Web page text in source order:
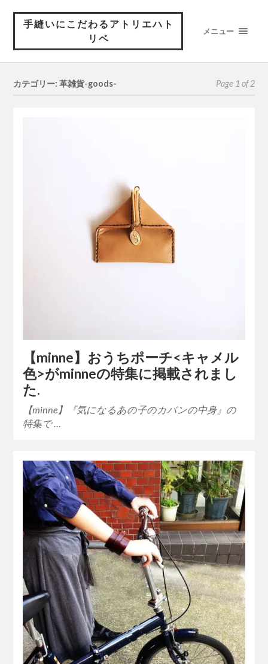
手縫いにこだわるアトリエハト
リベ
メニュー
カテゴリー: 革雑貨-goods- Page 1 of 2
【minne】おうちポーチ<キャメル
色>がminneの特集に掲載されまし
た.
【minne】『気になるあの子のカバンの中身』の
特集で …